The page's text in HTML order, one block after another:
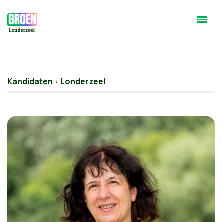
Kandidaten > Londerzeel